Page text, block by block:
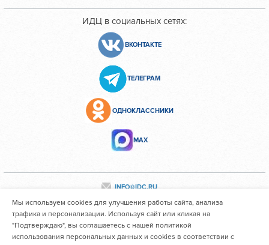
ИДЦ в социальных сетях:
ВКОНТАКТЕ
ТЕЛЕГРАМ
ОДНОКЛАССНИКИ
МАХ
INFO@IDC.RU
Все персональные данные сотрудников размещены с их
согласия
Мы используем cookies для улучшения работы сайта, анализа
трафика и персонализации. Используя сайт или кликая на
"Подтверждаю", вы соглашаетесь с нашей политикой
использования персональных данных и cookies в соответствии с